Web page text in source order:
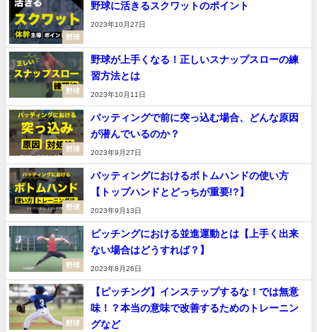
野球
野球に活きるスクワットのポイント
2023年10月27日
野球
野球が上手くなる！正しいスナップスローの練
習方法とは
2023年10月11日
野球
バッティングで前に突っ込む場合、どんな原因
が潜んでいるのか？
2023年9月27日
野球
バッティングにおけるボトムハンドの使い方
【トップハンドとどっちが重要!?】
2023年9月13日
野球
ピッチングにおける並進運動とは【上手く出来
ない場合はどうすれば？】
2023年8月26日
野球
【ピッチング】インステップするな！では無意
味！？本当の意味で改善するためのトレーニン
グなど